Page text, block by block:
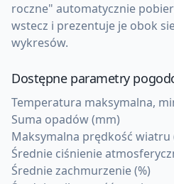
roczne" automatycznie
wstecz i prezentuje je obok
wykresów.
Dostępne parametry
Temperatura maksymalna,
Suma opadów (mm)
Maksymalna prędkość wiatru
Średnie ciśnienie
Średnie zachmurzenie (%)